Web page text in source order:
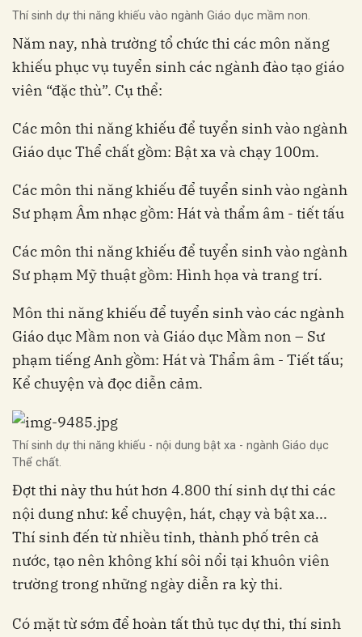
Thí sinh dự thi năng khiếu vào ngành Giáo dục mầm non.
Năm nay, nhà trường tổ chức thi các môn năng
khiếu phục vụ tuyển sinh các ngành đào tạo giáo
viên “đặc thù”. Cụ thể:
Các môn thi năng khiếu để tuyển sinh vào ngành
Giáo dục Thể chất gồm: Bật xa và chạy 100m.
Các môn thi năng khiếu để tuyển sinh vào ngành
Sư phạm Âm nhạc gồm: Hát và thẩm âm - tiết tấu
Các môn thi năng khiếu để tuyển sinh vào ngành
Sư phạm Mỹ thuật gồm: Hình họa và trang trí.
Môn thi năng khiếu để tuyển sinh vào các ngành
Giáo dục Mầm non và Giáo dục Mầm non – Sư
phạm tiếng Anh gồm: Hát và Thẩm âm - Tiết tấu;
Kể chuyện và đọc diễn cảm.
Thí sinh dự thi năng khiếu - nội dung bật xa - ngành Giáo dục
Thể chất.
Đợt thi này thu hút hơn 4.800 thí sinh dự thi các
nội dung như: kể chuyện, hát, chạy và bật xa...
Thí sinh đến từ nhiều tỉnh, thành phố trên cả
nước, tạo nên không khí sôi nổi tại khuôn viên
trường trong những ngày diễn ra kỳ thi.
Có mặt từ sớm để hoàn tất thủ tục dự thi, thí sinh